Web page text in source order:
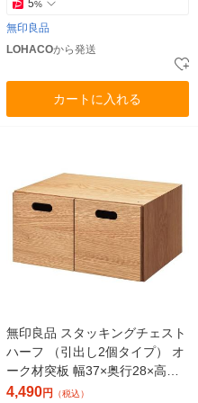
5%
無印良品
LOHACOから発送
カートに入れる
無印良品 スタッキングチェスト
ハーフ （引出し2個タイプ） オ
ーク材突板 幅37×奥行28×高さ1
8.5cm 良品計画
4,490円 （税込）